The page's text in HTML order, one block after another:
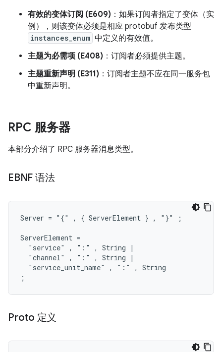
有效的变体订阅 (E609) ：如果订阅者指定了变体（实
例），则该变体必须是相应 protobuf 发布类型
instances_enum 中定义的有效值。
主题为必需项 (E408) ：订阅者必须提供主题。
主题重新声明 (E311) ：订阅者主题不应在同一服务包
中重新声明。
RPC 服务器
本部分介绍了 RPC 服务器消息类型。
EBNF 语法
Server = "{" , { ServerElement } , "}" ;
ServerElement =
  "service" , ":" , String |
  "channel" , ":" , String |
  "service_unit_name" , ":" , String
Proto 定义